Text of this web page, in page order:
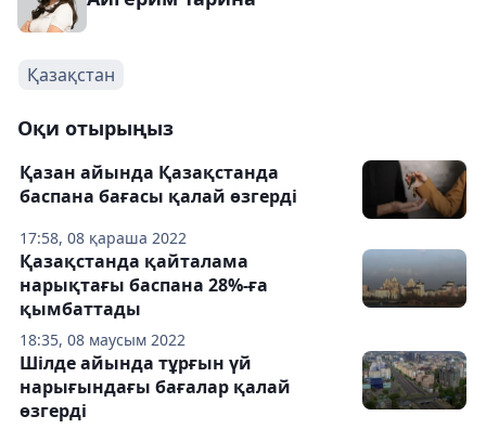
Қазақстан
Оқи отырыңыз
17:58, 08 қараша 2022
Қазан айында Қазақстанда
баспана бағасы қалай өзгерді
18:35, 08 маусым 2022
Қазақстанда қайталама
нарықтағы баспана 28%-ға
қымбаттады
Шілде айында тұрғын үй
нарығындағы бағалар қалай
өзгерді